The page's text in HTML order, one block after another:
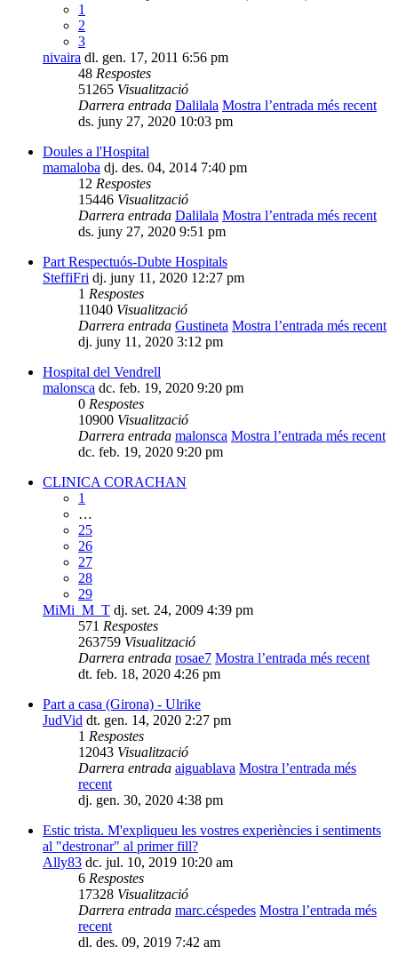
1
2
3
nivaira dl. gen. 17, 2011 6:56 pm
48 Respostes
51265 Visualització
Darrera entrada Dalilala Mostra l’entrada més recent
ds. juny 27, 2020 10:03 pm
Doules a l'Hospital
mamaloba dj. des. 04, 2014 7:40 pm
12 Respostes
15446 Visualització
Darrera entrada Dalilala Mostra l’entrada més recent
ds. juny 27, 2020 9:51 pm
Part Respectuós-Dubte Hospitals
SteffiFri dj. juny 11, 2020 12:27 pm
1 Respostes
11040 Visualització
Darrera entrada Gustineta Mostra l’entrada més recent
dj. juny 11, 2020 3:12 pm
Hospital del Vendrell
malonsca dc. feb. 19, 2020 9:20 pm
0 Respostes
10900 Visualització
Darrera entrada malonsca Mostra l’entrada més recent
dc. feb. 19, 2020 9:20 pm
CLINICA CORACHAN
1
…
25
26
27
28
29
MiMi_M_T dj. set. 24, 2009 4:39 pm
571 Respostes
263759 Visualització
Darrera entrada rosae7 Mostra l’entrada més recent
dt. feb. 18, 2020 4:26 pm
Part a casa (Girona) - Ulrike
JudVid dt. gen. 14, 2020 2:27 pm
1 Respostes
12043 Visualització
Darrera entrada aiguablava Mostra l’entrada més
recent
dj. gen. 30, 2020 4:38 pm
Estic trista. M'expliqueu les vostres experiències i sentiments
al "destronar" al primer fill?
Ally83 dc. jul. 10, 2019 10:20 am
6 Respostes
17328 Visualització
Darrera entrada marc.céspedes Mostra l’entrada més
recent
dl. des. 09, 2019 7:42 am